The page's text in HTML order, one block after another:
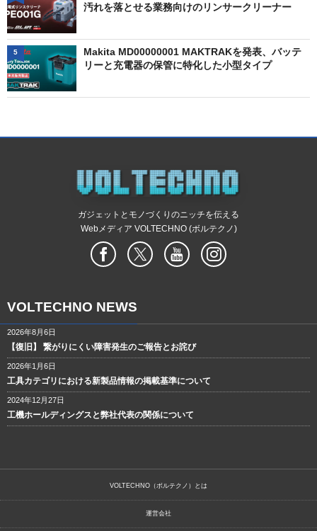
汚れを落とせる業務向けのリンサークリーナー
Makita MD00000001 MAKTRAKを発表、バッテ
リーと充電器の保管に特化した小型タイプ
5
ガジェットとモノづくりのニッチを伝える
Webメディア VOLTECHNO (ボルテクノ)
VOLTECHNO NEWS
2026年8月6日
【復旧】 繋がりにくい障害発生のご報告とお詫び
2026年1月6日
工具カテゴリにおける新製品情報の掲載基準について
2024年12月27日
工機ホールディングスと弊社代表の関係について
VOLTECHNO（ボルテクノ）とは
運営会社